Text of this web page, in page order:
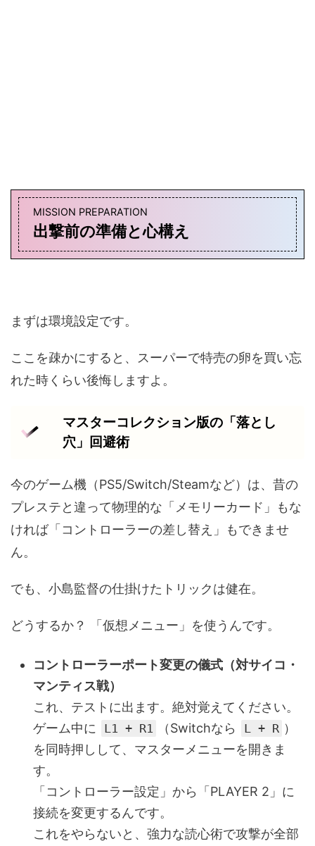
MISSION PREPARATION
出撃前の準備と心構え
まずは環境設定です。
ここを疎かにすると、スーパーで特売の卵を買い忘
れた時くらい後悔しますよ。
マスターコレクション版の「落とし
穴」回避術
今のゲーム機（PS5/Switch/Steamなど）は、昔の
プレステと違って物理的な「メモリーカード」もな
ければ「コントローラーの差し替え」もできませ
ん。
でも、小島監督の仕掛けたトリックは健在。
どうするか？ 「仮想メニュー」を使うんです。
コントローラーポート変更の儀式（対サイコ・
マンティス戦）
これ、テストに出ます。絶対覚えてください。
ゲーム中に
L1 + R1 （Switchなら L + R ）
を同時押しして、マスターメニューを開きま
す。
「コントローラー設定」から「PLAYER 2」に
接続を変更するんです。
これをやらないと、強力な読心術で攻撃が全部